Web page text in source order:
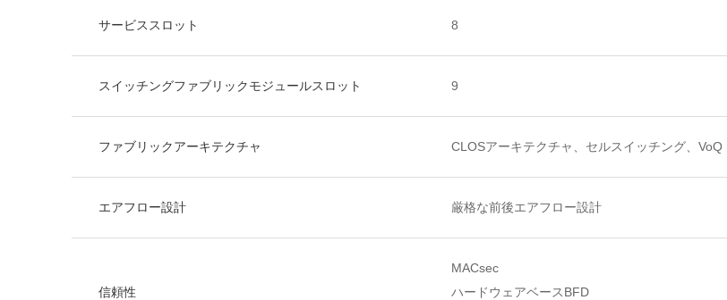
サービススロット 8
スイッチングファブリックモジュールスロット 9
ファブリックアーキテクチャ CLOSアーキテクチャ、セルスイッチング、VoQ
エアフロー設計 厳格な前後エアフロー設計
信頼性
MACsec
ハードウェアベースBFD